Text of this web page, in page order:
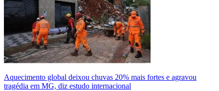
Aquecimento global deixou chuvas 20% mais fortes e agravou
tragédia em MG, diz estudo internacional